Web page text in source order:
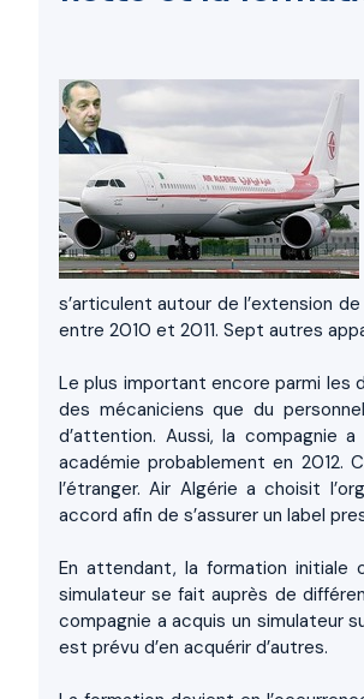
s’articulent autour de l’extension
entre 2010 et 2011. Sept autres
Le plus important encore parmi les
des mécaniciens que du
d’attention. Aussi, la compagnie
académie probablement en 2012.
l’étranger. Air Algérie a choisit
accord afin de s’assurer un label
En attendant, la formation initiale
simulateur se fait auprès de
compagnie a acquis un simulateur
est prévu d’en acquérir d’autres.